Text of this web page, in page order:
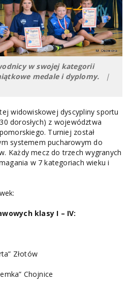
w swojej kategorii
medale i dyplomy. |
widowiskowej dyscypliny sportu
dorosłych) z województwa
Turniej został
systemem pucharowym do
Każdy mecz do trzech wygranych
w 7 kategoriach wieku i
klasy I – IV:
Złotów
Chojnice